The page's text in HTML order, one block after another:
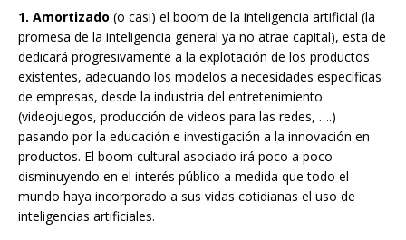
1. Amortizado (o casi) el boom de la inteligencia artificial (la
promesa de la inteligencia general ya no atrae capital), esta de
dedicará progresivamente a la explotación de los productos
existentes, adecuando los modelos a necesidades específicas
de empresas, desde la industria del entretenimiento
(videojuegos, producción de videos para las redes, ….)
pasando por la educación e investigación a la innovación en
productos. El boom cultural asociado irá poco a poco
disminuyendo en el interés público a medida que todo el
mundo haya incorporado a sus vidas cotidianas el uso de
inteligencias artificiales.